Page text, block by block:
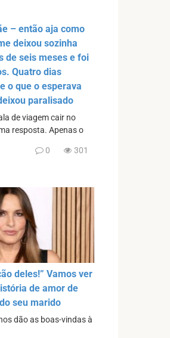
– então aja como
deixou sozinha
de seis meses e foi
Quatro dias
o que o esperava
paralisado
de viagem cair no
resposta. Apenas o
0 301
deles!” Vamos ver
de amor de
seu marido
dão as boas-vindas à